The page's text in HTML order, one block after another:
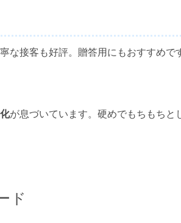
接客も好評。贈答用にもおすすめで
が息づいています。硬めでもちもちと
ド